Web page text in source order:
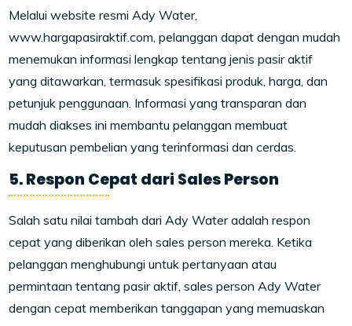
Melalui website resmi Ady Water,
www.hargapasiraktif.com, pelanggan dapat dengan mudah
menemukan informasi lengkap tentang jenis pasir aktif
yang ditawarkan, termasuk spesifikasi produk, harga, dan
petunjuk penggunaan. Informasi yang transparan dan
mudah diakses ini membantu pelanggan membuat
keputusan pembelian yang terinformasi dan cerdas.
5. Respon Cepat dari Sales Person
Salah satu nilai tambah dari Ady Water adalah respon
cepat yang diberikan oleh sales person mereka. Ketika
pelanggan menghubungi untuk pertanyaan atau
permintaan tentang pasir aktif, sales person Ady Water
dengan cepat memberikan tanggapan yang memuaskan